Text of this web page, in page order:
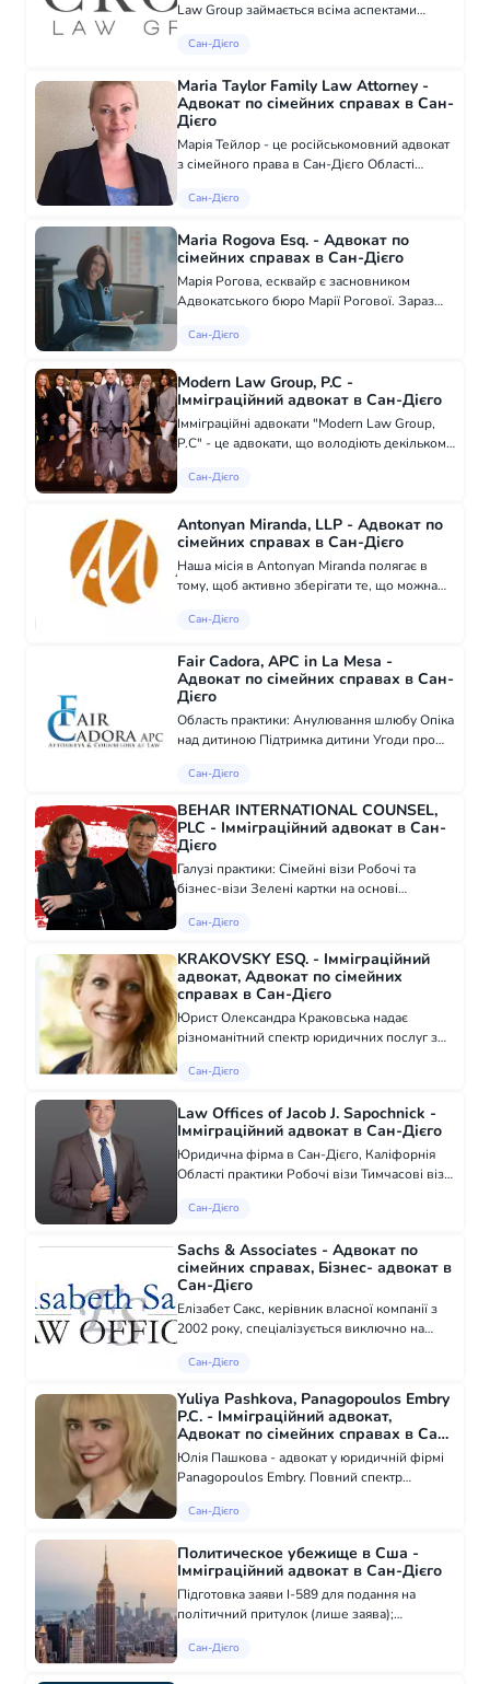
Law Group займається всіма аспектами
випадки, катастрофи, страхові та комерційні
Сан-Дієго
Maria Taylor Family Law Attorney -
Адвокат по сімейних справах в Сан-
Дієго
Марія Тейлор - це російськомовний адвокат
з сімейного права в Сан-Дієго Області
Розлучення і розлука Домашнє насилля
в...
Сан-Дієго
Maria Rogova Esq. - Адвокат по
сімейних справах в Сан-Дієго
Марія Рогова, есквайр є засновником
Адвокатського бюро Марії Рогової. Зараз
сімейного права в Сан-Дієго, Каліфорнія.
Сан-Дієго
Modern Law Group, P.C -
Імміграційний адвокат в Сан-Дієго
Імміграційні адвокати "Modern Law Group,
P.C" - це адвокати, що володіють декількома
тагальську, китайську і капампанган, з
Сан-Дієго
Antonyan Miranda, LLP - Адвокат по
сімейних справах в Сан-Дієго
Наша місія в Antonyan Miranda полягає в
тому, щоб активно зберігати те, що можна
і допомагати захищати все, що для вас
Сан-Дієго
Fair Cadora, APC in La Mesa -
Адвокат по сімейних справах в Сан-
Дієго
Область практики: Анулювання шлюбу Опіка
над дитиною Підтримка дитини Угоди про
підтримки дітей Розлучення Насильство в
Сан-Дієго
BEHAR INTERNATIONAL COUNSEL,
PLC - Імміграційний адвокат в Сан-
Дієго
Галузі практики: Сімейні візи Робочі та
бізнес-візи Зелені картки на основі
депортації Спеціальні випадки
Сан-Дієго
KRAKOVSKY ESQ. - Імміграційний
адвокат, Адвокат по сімейних
справах в Сан-Дієго
Юрист Олександра Краковська надає
різноманітний спектр юридичних послуг з
спеціалізуємося в галузі комерційного та
юридичні послуг...
Сан-Дієго
Law Offices of Jacob J. Sapochnick -
Імміграційний адвокат в Сан-Дієго
Юридична фірма в Сан-Дієго, Каліфорнія
Області практики Робочі візи Тимчасові візи
Стартап Імміграція Глобальна імміграція
Сан-Дієго
Sachs & Associates - Адвокат по
сімейних справах, Бізнес- адвокат в
Сан-Дієго
Елізабет Сакс, керівник власної компанії з
2002 року, спеціалізується виключно на
посередництво, арбітраж та спільне право.
Сан-Дієго
Yuliya Pashkova, Panagopoulos Embry
P.C. - Імміграційний адвокат,
Адвокат по сімейних справах в Сан-
Дієго
Юлія Пашкова - адвокат у юридичній фірмі
Panagopoulos Embry. Повний спектр
співпраці об'єднує команду юристів і
колом знань і...
Сан-Дієго
Политическое убежище в Сша -
Імміграційний адвокат в Сан-Дієго
Підготовка заяви I-589 для подання на
політичний притулок (лише заява);
політичний притулок і супутніх документів
Сан-Дієго